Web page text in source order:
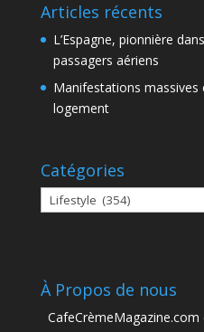
Articles récents
L’Espagne, pionnière
passagers aériens
Manifestations massives
logement
Catégories
Catégories
À Propos de nous
CafeCrèmeMagazine.com